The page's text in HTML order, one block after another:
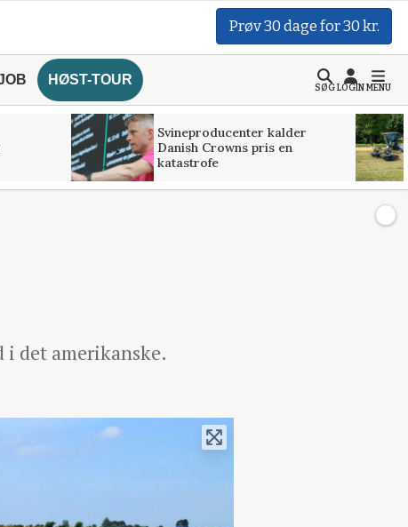
Prøv 30 dage for 30 kr.
HØST-TOUR
SØGLOGINMENU
Svineproducenter kalder
Danish Crowns pris en
katastrofe
det amerikanske.